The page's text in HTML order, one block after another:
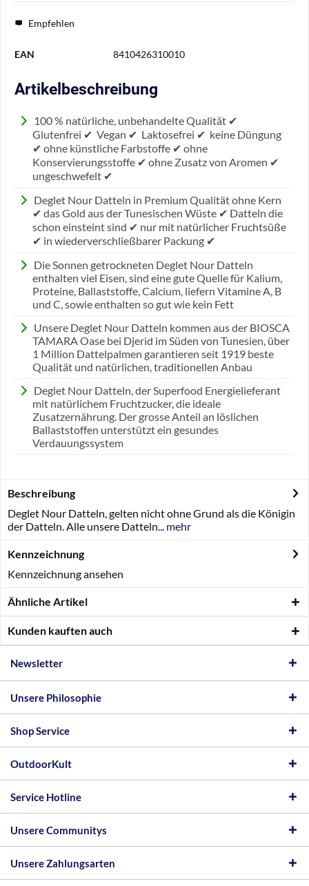
Empfehlen
EAN 8410426310010
Artikelbeschreibung
100 % natürliche, unbehandelte Qualität ✔
Glutenfrei ✔ Vegan ✔ Laktosefrei ✔ keine Düngung
✔ ohne künstliche Farbstoffe ✔ ohne
Konservierungsstoffe ✔ ohne Zusatz von Aromen ✔
ungeschwefelt ✔
Deglet Nour Datteln in Premium Qualität ohne Kern
✔ das Gold aus der Tunesischen Wüste ✔ Datteln die
schon einsteint sind ✔ nur mit natürlicher Fruchtsüße
✔ in wiederverschließbarer Packung ✔
Die Sonnen getrockneten Deglet Nour Datteln
enthalten viel Eisen, sind eine gute Quelle für Kalium,
Proteine, Ballaststoffe, Calcium, liefern Vitamine A, B
und C, sowie enthalten so gut wie kein Fett
Unsere Deglet Nour Datteln kommen aus der BIOSCA
TAMARA Oase bei Djerid im Süden von Tunesien, über
1 Million Dattelpalmen garantieren seit 1919 beste
Qualität und natürlichen, traditionellen Anbau
Deglet Nour Datteln, der Superfood Energielieferant
mit natürlichem Fruchtzucker, die ideale
Zusatzernährung. Der grosse Anteil an löslichen
Ballaststoffen unterstützt ein gesundes
Verdauungssystem
Beschreibung
Deglet Nour Datteln, gelten nicht ohne Grund als die Königin
der Datteln. Alle unsere Datteln... mehr
Kennzeichnung
Kennzeichnung ansehen
Ähnliche Artikel
Kunden kauften auch
Newsletter
Unsere Philosophie
Shop Service
OutdoorKult
Service Hotline
Unsere Communitys
Unsere Zahlungsarten